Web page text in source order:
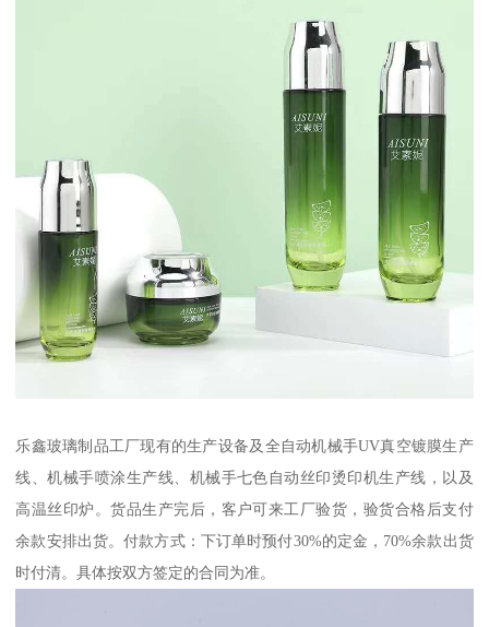
乐鑫玻璃制品工厂现有的生产设备及全自动机械手UV真空镀膜生产
线、机械手喷涂生产线、机械手七色自动丝印烫印机生产线，以及
高温丝印炉。货品生产完后，客户可来工厂验货，验货合格后支付
余款安排出货。付款方式：下订单时预付30%的定金，70%余款出货
时付清。具体按双方签定的合同为准。